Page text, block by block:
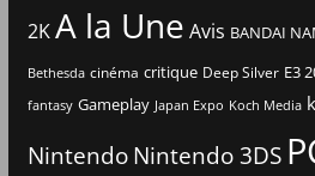
2KA la Une Avis BANDAI
Bethesda cinéma critique Deep Silver E3
fantasy Gameplay Japan Expo Koch Media
Nintendo Nintendo 3DS